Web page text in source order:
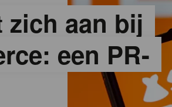
zich aan bij
een PR-